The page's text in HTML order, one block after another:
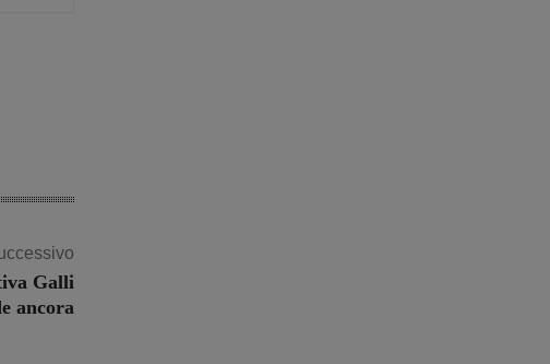
Galli
ancora